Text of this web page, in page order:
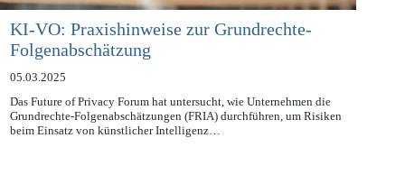
KI-VO: Praxishinweise zur Grundrechte-
Folgenabschätzung
05.03.2025
Das Future of Privacy Forum hat untersucht, wie Unternehmen die
Grundrechte-Folgenabschätzungen (FRIA) durchführen, um Risiken